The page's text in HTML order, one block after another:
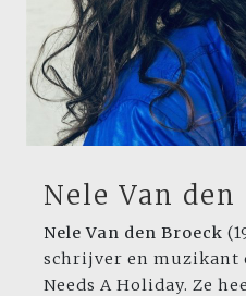
Nele Van den
Nele Van den Broeck
schrijver en muzikant
Needs A Holiday. Ze